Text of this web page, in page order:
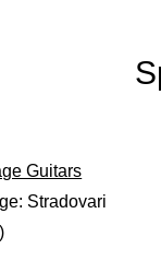
Guitars
Stradovari